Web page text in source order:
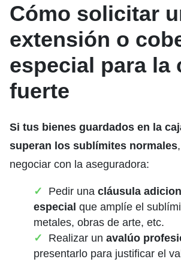
Cómo solicitar
extensión o
especial para la
fuerte
Si tus bienes guardados en la
superan los sublímites normales
negociar con la aseguradora:
Pedir una cláusula
especial que amplíe el
metales, obras de arte, etc.
Realizar un avalúo
presentarlo para justificar el